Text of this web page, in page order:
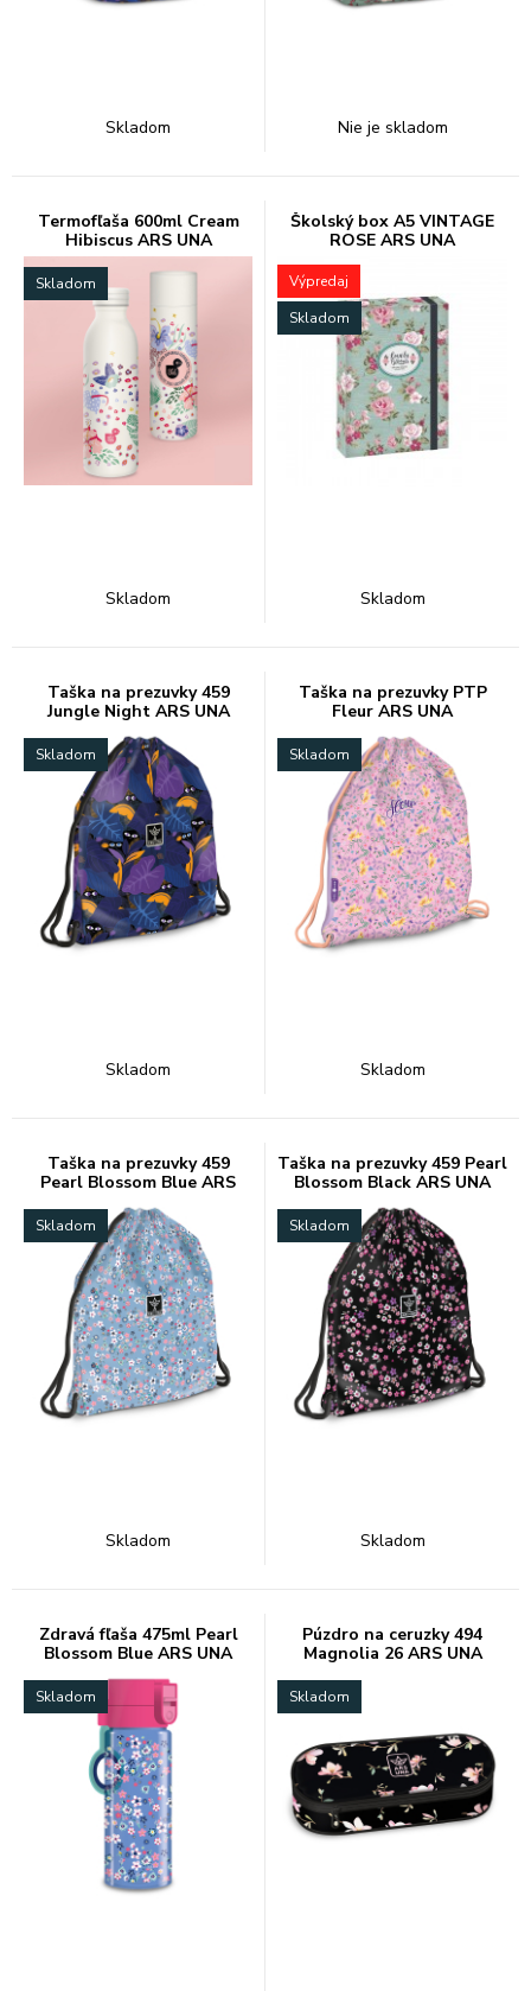
Skladom Nie je skladom
Termofľaša 600ml Cream
Hibiscus ARS UNA
Skladom
Skladom
Školský box A5 VINTAGE
ROSE ARS UNA
Výpredaj
Skladom
Skladom
Taška na prezuvky 459
Jungle Night ARS UNA
Skladom
Skladom
Taška na prezuvky PTP
Fleur ARS UNA
Skladom
Skladom
Taška na prezuvky 459
Pearl Blossom Blue ARS
Skladom
Skladom
Taška na prezuvky 459 Pearl
Blossom Black ARS UNA
Skladom
Skladom
Zdravá fľaša 475ml Pearl
Blossom Blue ARS UNA
Skladom
Púzdro na ceruzky 494
Magnolia 26 ARS UNA
Skladom